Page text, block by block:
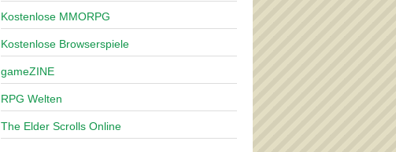
Kostenlose MMORPG
Kostenlose Browserspiele
gameZINE
RPG Welten
The Elder Scrolls Online